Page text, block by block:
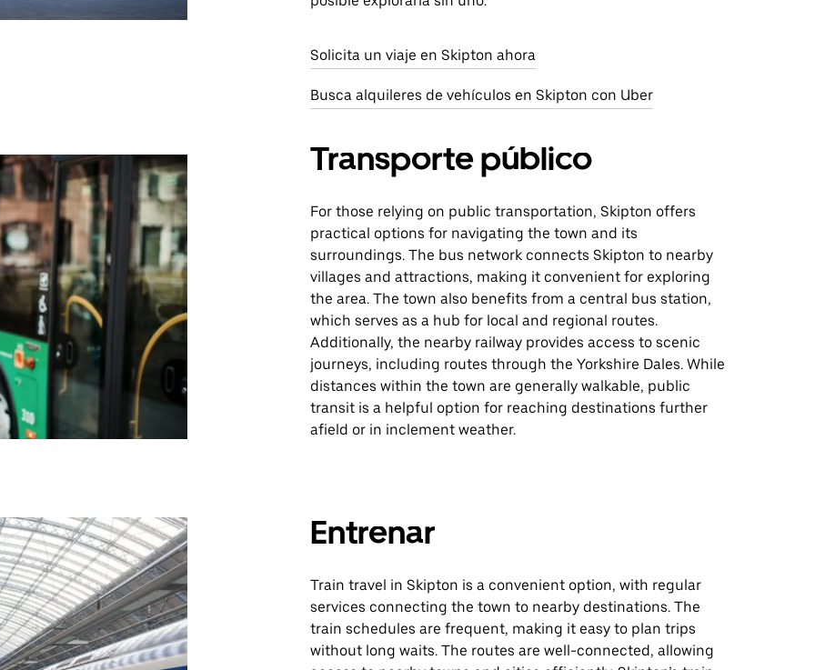
Solicita un viaje en Skipton ahora
Busca alquileres de vehículos en Skipton con Uber
Transporte público
For those relying on public transportation, Skipton offers
practical options for navigating the town and its
surroundings. The bus network connects Skipton to nearby
villages and attractions, making it convenient for exploring
the area. The town also benefits from a central bus station,
which serves as a hub for local and regional routes.
Additionally, the nearby railway provides access to scenic
journeys, including routes through the Yorkshire Dales. While
distances within the town are generally walkable, public
transit is a helpful option for reaching destinations further
afield or in inclement weather.
Entrenar
Train travel in Skipton is a convenient option, with regular
services connecting the town to nearby destinations. The
train schedules are frequent, making it easy to plan trips
without long waits. The routes are well-connected, allowing